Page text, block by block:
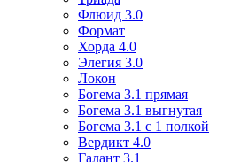
Флюид 3.0
Формат
Хорда 4.0
Элегия 3.0
Локон
Богема 3.1 прямая
Богема 3.1 выгнутая
Богема 3.1 с 1 полкой
Вердикт 4.0
Галант 3.1